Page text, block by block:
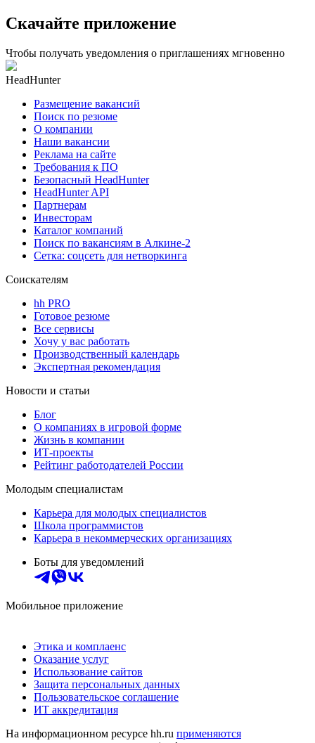
Скачайте приложение
Чтобы получать уведомления о приглашениях мгновенно
HeadHunter
Размещение вакансий
Поиск по резюме
О компании
Наши вакансии
Реклама на сайте
Требования к ПО
Безопасный HeadHunter
HeadHunter API
Партнерам
Инвесторам
Каталог компаний
Поиск по вакансиям в Алкине-2
Сетка: соцсеть для нетворкинга
Соискателям
hh PRO
Готовое резюме
Все сервисы
Хочу у вас работать
Производственный календарь
Экспертная рекомендация
Новости и статьи
Блог
О компаниях в игровой форме
Жизнь в компании
ИТ-проекты
Рейтинг работодателей России
Молодым специалистам
Карьера для молодых специалистов
Школа программистов
Карьера в некоммерческих организациях
Боты для уведомлений
Мобильное приложение
Этика и комплаенс
Оказание услуг
Использование сайтов
Защита персональных данных
Пользовательское соглашение
ИТ аккредитация
На информационном ресурсе hh.ru применяются